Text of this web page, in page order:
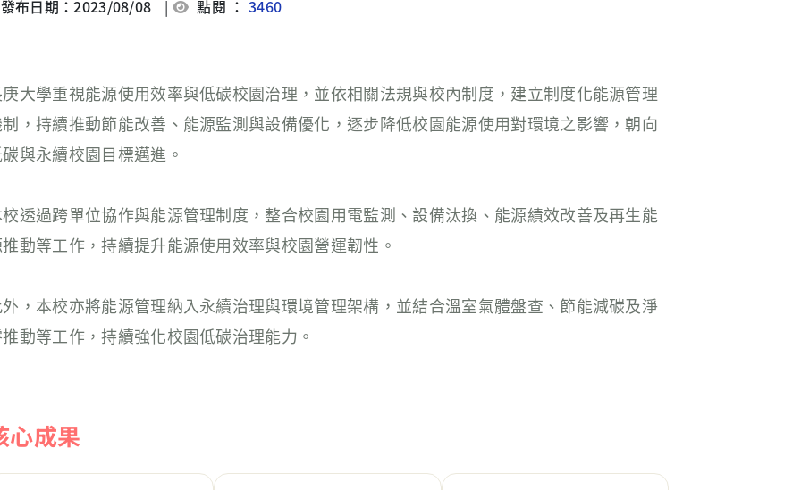
布日期：2023/08/08 | 點閱 ：3460
大學重視能源使用效率與低碳校園治理，並依相關法規與校內制度，建立制度化能源管理
，持續推動節能改善、能源監測與設備優化，逐步降低校園能源使用對環境之影響，朝向
與永續校園目標邁進。
透過跨單位協作與能源管理制度，整合校園用電監測、設備汰換、能源績效改善及再生能
動等工作，持續提升能源使用效率與校園營運韌性。
，本校亦將能源管理納入永續治理與環境管理架構，並結合溫室氣體盤查、節能減碳及淨
動等工作，持續強化校園低碳治理能力。
心成果